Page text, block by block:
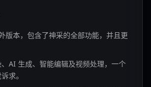
版本，包含了神采的全部功能，并且更
AI 生成、智能编辑及视频处理，一个
求。